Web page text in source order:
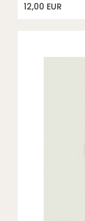
12,00 EUR